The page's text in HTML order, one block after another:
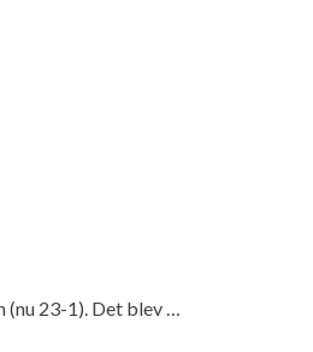
(nu 23-1). Det blev …